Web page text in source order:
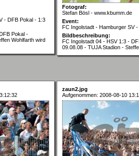
- DFB Pokal - 1:3
Pokal -
Wohlfarth wird
Fotograf:
Stefan Bösl - www.kbumm.de
Event:
FC Ingolstadt - Hamburger SV
Bildbeschreibung:
FC Ingolstadt 04 - HSV 1:3 -
09.08.08 - TUJA Stadion -
zaun2.jpg
Aufgenommen: 2008-08-10